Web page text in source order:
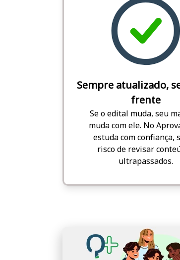
Sempre atualizado,
frente
Se o edital muda, seu
muda com ele. No
estuda com confiança,
risco de revisar
ultrapassados.